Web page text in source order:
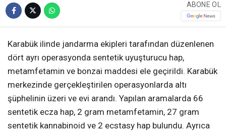
ABONE OL
Karabük ilinde jandarma ekipleri tarafından düzenlenen
dört ayrı operasyonda sentetik uyuşturucu hap,
metamfetamin ve bonzai maddesi ele geçirildi. Karabük
merkezinde gerçekleştirilen operasyonlarda altı
şüphelinin üzeri ve evi arandı. Yapılan aramalarda 66
sentetik ecza hap, 2 gram metamfetamin, 27 gram
sentetik kannabinoid ve 2 ecstasy hap bulundu. Ayrıca